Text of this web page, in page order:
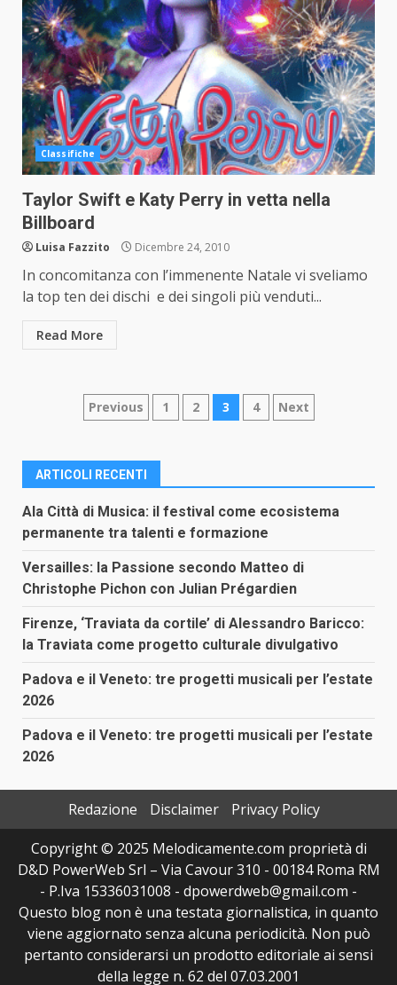
Classifiche
Taylor Swift e Katy Perry in vetta nella
Billboard
Luisa Fazzito Dicembre 24, 2010
In concomitanza con l’immenente Natale vi sveliamo
la top ten dei dischi e dei singoli più venduti...
Read More
Paginazione
articoli
Previous 1 2 3 4 Next
ARTICOLI RECENTI
Ala Città di Musica: il festival come ecosistema
permanente tra talenti e formazione
Versailles: la Passione secondo Matteo di
Christophe Pichon con Julian Prégardien
Firenze, ‘Traviata da cortile’ di Alessandro Baricco:
la Traviata come progetto culturale divulgativo
Padova e il Veneto: tre progetti musicali per l’estate
2026
Padova e il Veneto: tre progetti musicali per l’estate
2026
Redazione Disclaimer
Privacy Policy
Copyright © 2025 Melodicamente.com proprietà di
D&D PowerWeb Srl – Via Cavour 310 - 00184 Roma RM
- P.Iva 15336031008 - dpowerdweb@gmail.com -
Questo blog non è una testata giornalistica, in quanto
viene aggiornato senza alcuna periodicità. Non può
pertanto considerarsi un prodotto editoriale ai sensi
della legge n. 62 del 07.03.2001